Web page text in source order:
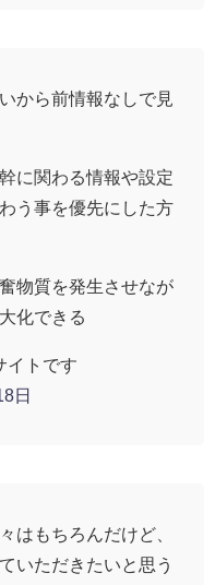
から前情報なしで見
に関わる情報や設定
う事を優先にした方
物質を発生させなが
化できる
トです
日
はもちろんだけど、
いただきたいと思う